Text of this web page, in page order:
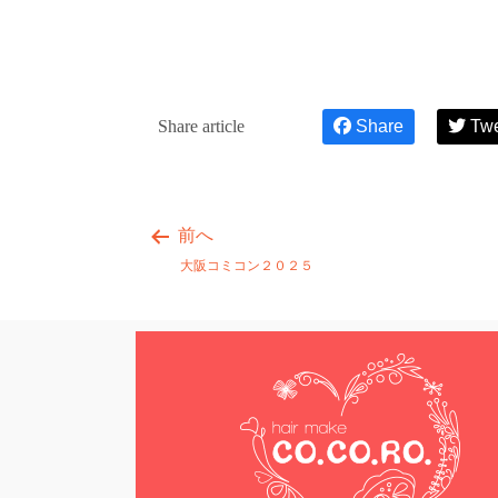
Share article Share
前へ
大阪コミコン２０２５